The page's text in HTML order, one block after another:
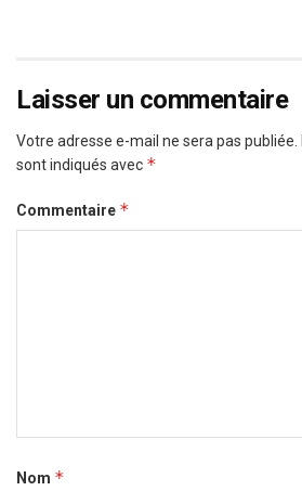
Laisser un commentaire
Votre adresse e-mail ne sera pas publiée.
sont indiqués avec *
Commentaire *
Nom *